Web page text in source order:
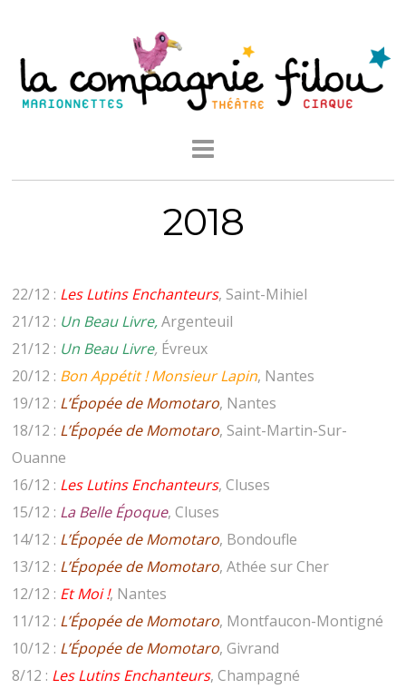
2018
22/12 : Les Lutins Enchanteurs, Saint-Mihiel
21/12 : Un Beau Livre,Argenteuil
21/12 : Un Beau Livre, Évreux
20/12 : Bon Appétit ! Monsieur Lapin, Nantes
19/12 : L’Épopée de Momotaro, Nantes
18/12 : L’Épopée de Momotaro, Saint-Martin-Sur-
Ouanne
16/12 : Les Lutins Enchanteurs, Cluses
15/12 : La Belle Époque, Cluses
14/12 : L’Épopée de Momotaro, Bondoufle
13/12 : L’Épopée de Momotaro, Athée sur Cher
12/12 : Et Moi !, Nantes
11/12 : L’Épopée de Momotaro, Montfaucon-Montigné
10/12 : L’Épopée de Momotaro, Givrand
8/12 : Les Lutins Enchanteurs, Champagné